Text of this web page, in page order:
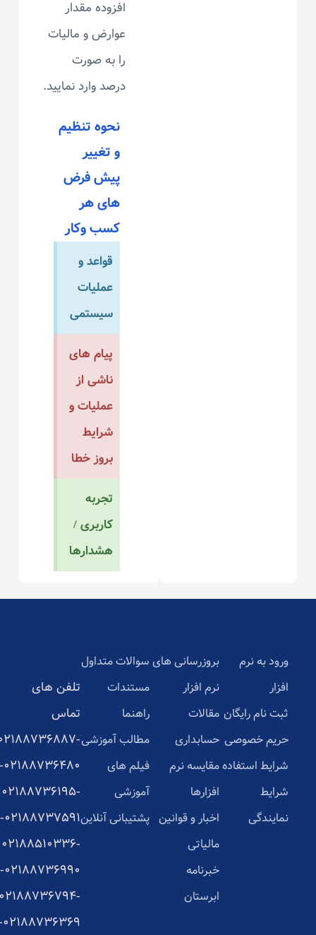
افزوده مقدار
عوارض و مالیات
را به صورت
درصد وارد نمایید.
نحوه تنظیم
و تغییر
پیش فرض
های هر
کسب وکار
قواعد و
عملیات
سیستمی
پیام های
ناشی از
عملیات و
شرایط
بروز خطا
تجربه
کاربری /
هشدارها
ورود به نرم
افزار
ثبت نام رایگان
حریم خصوصی
شرایط استفاده
شرایط
نمایندگی
بروزرسانی های
نرم افزار
مقالات
حسابداری
مقایسه نرم
افزارها
اخبار و قوانین
مالیاتی
خبرنامه
ابرستان
سوالات متداول
مستندات
راهنما
مطالب آموزشی
فیلم های
آموزشی
پشتیبانی آنلاین
تلفن های
تماس
02188736887-
02188736480-
02188736195-
02188737591-
02188510336-
02188736990-
02188736794-
02188736369-